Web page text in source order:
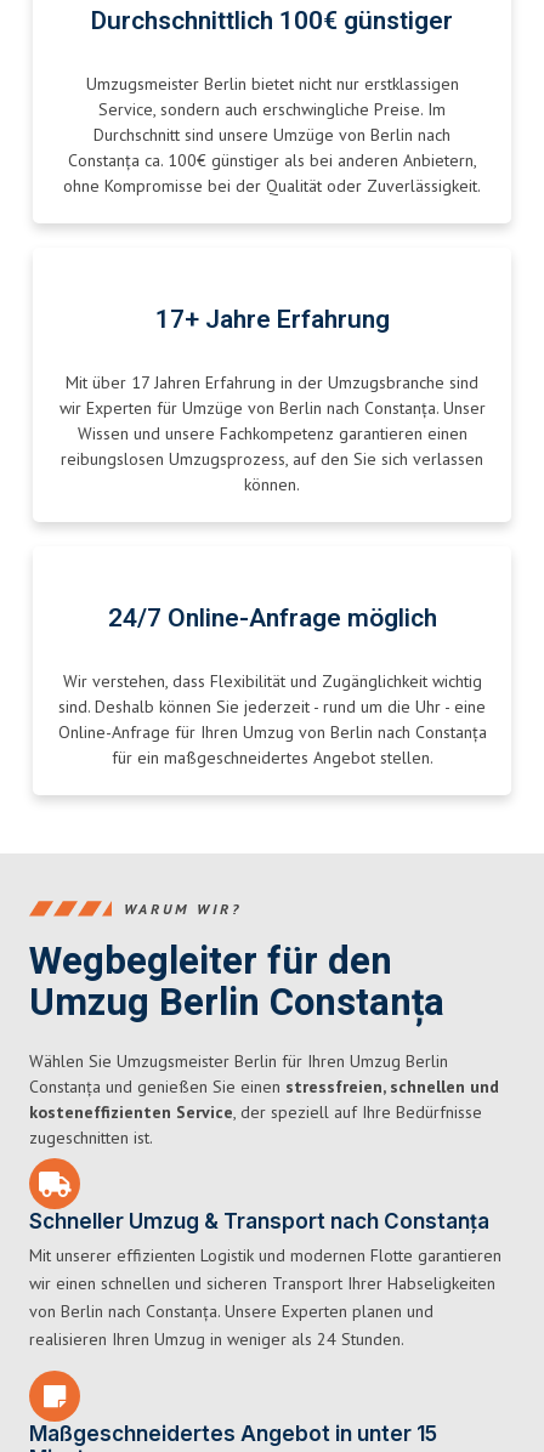
Durchschnittlich 100€ günstiger
Umzugsmeister Berlin bietet nicht nur erstklassigen
Service, sondern auch erschwingliche Preise. Im
Durchschnitt sind unsere Umzüge von Berlin nach
Constanța ca. 100€ günstiger als bei anderen Anbietern,
ohne Kompromisse bei der Qualität oder Zuverlässigkeit.
17+ Jahre Erfahrung
Mit über 17 Jahren Erfahrung in der Umzugsbranche sind
wir Experten für Umzüge von Berlin nach Constanța. Unser
Wissen und unsere Fachkompetenz garantieren einen
reibungslosen Umzugsprozess, auf den Sie sich verlassen
können.
24/7 Online-Anfrage möglich
Wir verstehen, dass Flexibilität und Zugänglichkeit wichtig
sind. Deshalb können Sie jederzeit - rund um die Uhr - eine
Online-Anfrage für Ihren Umzug von Berlin nach Constanța
für ein maßgeschneidertes Angebot stellen.
WARUM WIR?
Wegbegleiter für den
Umzug Berlin Constanța
Wählen Sie Umzugsmeister Berlin für Ihren Umzug Berlin
Constanța und genießen Sie einen stressfreien, schnellen und
kosteneffizienten Service, der speziell auf Ihre Bedürfnisse
zugeschnitten ist.
Schneller Umzug & Transport nach Constanța
Mit unserer effizienten Logistik und modernen Flotte garantieren
wir einen schnellen und sicheren Transport Ihrer Habseligkeiten
von Berlin nach Constanța. Unsere Experten planen und
realisieren Ihren Umzug in weniger als 24 Stunden.
Maßgeschneidertes Angebot in unter 15